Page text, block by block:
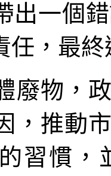
出一個
任，最
廢物，
，推動
習慣，